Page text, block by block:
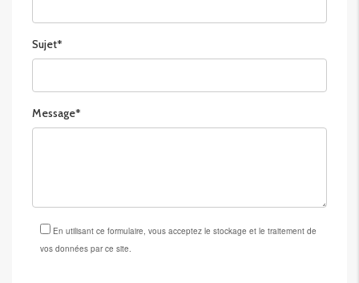
Sujet*
Message*
En utilisant ce formulaire, vous acceptez le stockage et le traitement de
vos données par ce site.